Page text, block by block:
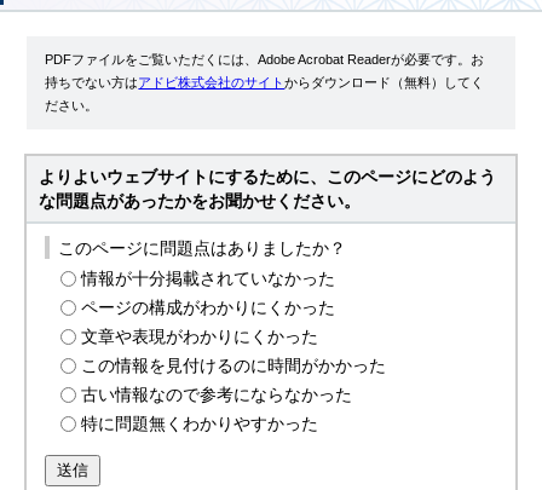
PDFファイルをご覧いただくには、Adobe Acrobat Readerが必要です。お
持ちでない方はアドビ株式会社のサイトからダウンロード（無料）してく
ださい。
よりよいウェブサイトにするために、このページにどのよう
な問題点があったかをお聞かせください。
このページに問題点はありましたか？
情報が十分掲載されていなかった
ページの構成がわかりにくかった
文章や表現がわかりにくかった
この情報を見付けるのに時間がかかった
古い情報なので参考にならなかった
特に問題無くわかりやすかった
送信